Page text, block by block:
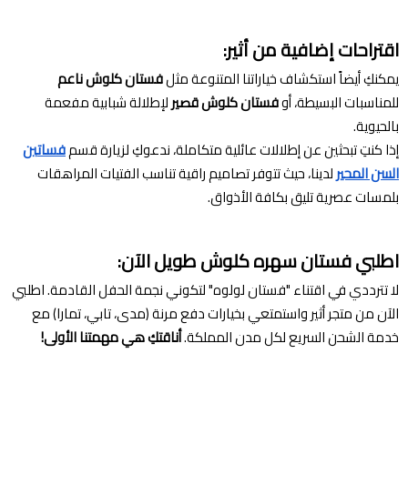
اقتراحات إضافية من أثير:
يمكنكِ أيضاً استكشاف خياراتنا المتنوعة مثلفستان كلوش ناعم
للمناسبات البسيطة، أوفستان كلوش قصيرلإطلالة شبابية مفعمة
بالحيوية.
إذا كنتِ تبحثين عن إطلالات عائلية متكاملة، ندعوكِ لزيارة قسمفساتين
السن المحيرلدينا، حيث تتوفر تصاميم راقية تناسب الفتيات المراهقات
بلمسات عصرية تليق بكافة الأذواق.
اطلبي فستان سهره كلوش طويل الآن:
لا تترددي في اقتناء "فستان لولوه" لتكوني نجمة الحفل القادمة. اطلبي
الآن من متجر أثير واستمتعي بخيارات دفع مرنة (مدى، تابي، تمارا) مع
خدمة الشحن السريع لكل مدن المملكة.أناقتكِ هي مهمتنا الأولى!